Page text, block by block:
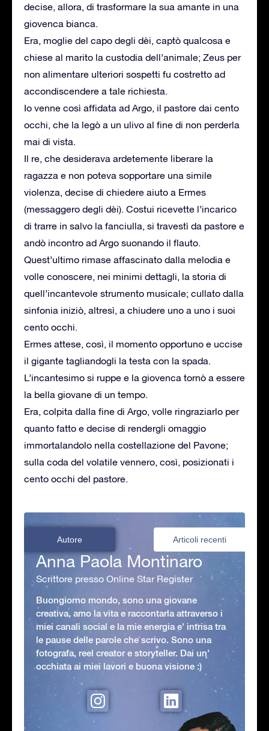
decise, allora, di trasformare la sua amante in una
giovenca bianca.
Era, moglie del capo degli dèi, captò qualcosa e
chiese al marito la custodia dell’animale; Zeus per
non alimentare ulteriori sospetti fu costretto ad
accondiscendere a tale richiesta.
Io venne così affidata ad Argo, il pastore dai cento
occhi, che la legò a un ulivo al fine di non perderla
mai di vista.
Il re, che desiderava ardetemente liberare la
ragazza e non poteva sopportare una simile
violenza, decise di chiedere aiuto a Ermes
(messaggero degli dèi). Costui ricevette l’incarico
di trarre in salvo la fanciulla, si travestì da pastore e
andò incontro ad Argo suonando il flauto.
Quest’ultimo rimase affascinato dalla melodia e
volle conoscere, nei minimi dettagli, la storia di
quell’incantevole strumento musicale; cullato dalla
sinfonia iniziò, altresì, a chiudere uno a uno i suoi
cento occhi.
Ermes attese, così, il momento opportuno e uccise
il gigante tagliandogli la testa con la spada.
L’incantesimo si ruppe e la giovenca tornò a essere
la bella giovane di un tempo.
Era, colpita dalla fine di Argo, volle ringraziarlo per
quanto fatto e decise di rendergli omaggio
immortalandolo nella costellazione del Pavone;
sulla coda del volatile vennero, così, posizionati i
cento occhi del pastore.
Autore Articoli recenti
Anna Paola Montinaro
Scrittore presso Online Star Register
Buongiorno mondo, sono una giovane
creativa, amo la vita e raccontarla attraverso i
miei canali social e la mie energia e' intrisa tra
le pause delle parole che scrivo. Sono una
fotografa, reel creator e storyteller. Dai un'
occhiata ai miei lavori e buona visione :)